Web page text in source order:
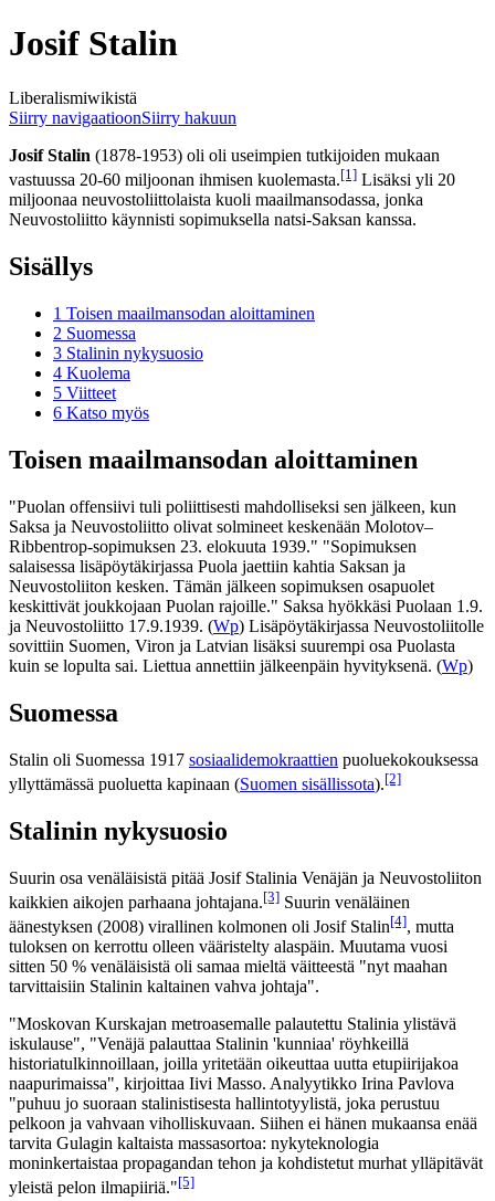
Josif Stalin
Liberalismiwikistä
Siirry navigaatioonSiirry hakuun
Josif Stalin (1878-1953) oli oli useimpien tutkijoiden mukaan
vastuussa 20-60 miljoonan ihmisen kuolemasta.[1] Lisäksi yli 20
miljoonaa neuvostoliittolaista kuoli maailmansodassa, jonka
Neuvostoliitto käynnisti sopimuksella natsi-Saksan kanssa.
Sisällys
1 Toisen maailmansodan aloittaminen
2 Suomessa
3 Stalinin nykysuosio
4 Kuolema
5 Viitteet
6 Katso myös
Toisen maailmansodan aloittaminen
"Puolan offensiivi tuli poliittisesti mahdolliseksi sen jälkeen, kun
Saksa ja Neuvostoliitto olivat solmineet keskenään Molotov–
Ribbentrop-sopimuksen 23. elokuuta 1939." "Sopimuksen
salaisessa lisäpöytäkirjassa Puola jaettiin kahtia Saksan ja
Neuvostoliiton kesken. Tämän jälkeen sopimuksen osapuolet
keskittivät joukkojaan Puolan rajoille." Saksa hyökkäsi Puolaan 1.9.
ja Neuvostoliitto 17.9.1939. (Wp) Lisäpöytäkirjassa Neuvostoliitolle
sovittiin Suomen, Viron ja Latvian lisäksi suurempi osa Puolasta
kuin se lopulta sai. Liettua annettiin jälkeenpäin hyvityksenä. (Wp)
Suomessa
Stalin oli Suomessa 1917 sosiaalidemokraattien puoluekokouksessa
yllyttämässä puoluetta kapinaan (Suomen sisällissota).[2]
Stalinin nykysuosio
Suurin osa venäläisistä pitää Josif Stalinia Venäjän ja Neuvostoliiton
kaikkien aikojen parhaana johtajana.[3] Suurin venäläinen
äänestyksen (2008) virallinen kolmonen oli Josif Stalin[4], mutta
tuloksen on kerrottu olleen vääristelty alaspäin. Muutama vuosi
sitten 50 % venäläisistä oli samaa mieltä väitteestä "nyt maahan
tarvittaisiin Stalinin kaltainen vahva johtaja".
"Moskovan Kurskajan metroasemalle palautettu Stalinia ylistävä
iskulause", "Venäjä palauttaa Stalinin 'kunniaa' röyhkeillä
historiatulkinnoillaan, joilla yritetään oikeuttaa uutta etupiirijakoa
naapurimaissa", kirjoittaa Iivi Masso. Analyytikko Irina Pavlova
"puhuu jo suoraan stalinistisesta hallintotyylistä, joka perustuu
pelkoon ja vahvaan viholliskuvaan. Siihen ei hänen mukaansa enää
tarvita Gulagin kaltaista massasortoa: nykyteknologia
moninkertaistaa propagandan tehon ja kohdistetut murhat ylläpitävät
yleistä pelon ilmapiiriä."[5]